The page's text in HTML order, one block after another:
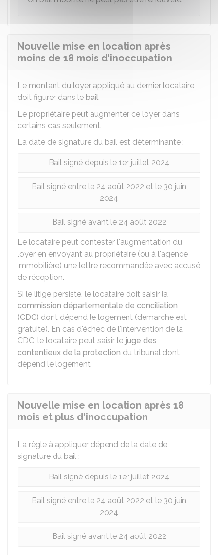
Nouvelle mise en location après
moins de 18 mois d'inoccupation
Le montant du loyer appliqué au dernier locataire
doit figurer dans le bail.
Le propriétaire peut augmenter ce loyer dans
certains cas seulement.
La date de signature du bail est déterminante :
Bail signé depuis le 1er juillet 2024
Bail signé entre le 24 août 2022 et le 30 juin
2024
Bail signé avant le 24 août 2022
Le locataire peut contester l'augmentation du
loyer en envoyant au propriétaire (ou à l'agence
immobilière) une lettre recommandée avec accusé
de réception.
Si le litige persiste, le locataire doit saisir la
commission départementale de conciliation
(CDC) dont dépend le logement (démarche est
gratuite). En cas d'échec de l'intervention de la
CDC, le locataire peut saisir le juge des
contentieux de la protection du tribunal dont
dépend le logement.
Nouvelle mise en location après 18
mois et plus d'inoccupation
La règle à appliquer dépend de la date de
signature du bail :
Bail signé depuis le 1er juillet 2024
Bail signé entre le 24 août 2022 et le 30 juin
2024
Bail signé avant le 24 août 2022